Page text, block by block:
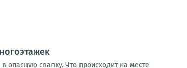
опасную свалку. Что происходит на месте